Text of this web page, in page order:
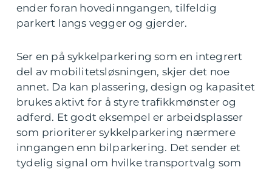
ender foran hovedinngangen, tilfeldig
parkert langs vegger og gjerder.
Ser en på sykkelparkering som en integrert
del av mobilitetsløsningen, skjer det noe
annet. Da kan plassering, design og kapasitet
brukes aktivt for å styre trafikkmønster og
adferd. Et godt eksempel er arbeidsplasser
som prioriterer sykkelparkering nærmere
inngangen enn bilparkering. Det sender et
tydelig signal om hvilke transportvalg som